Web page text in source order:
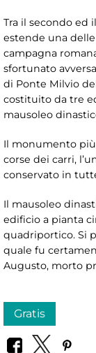
Tra il secondo ed
estende una
campagna
sfortunato
di Ponte Milvio
costituito da tre
mausoleo
Il monumento
corse dei carri,
conservato in
Il mausoleo
edificio a pianta
quadriportico. Si
quale fu
Augusto, morto
Gratis